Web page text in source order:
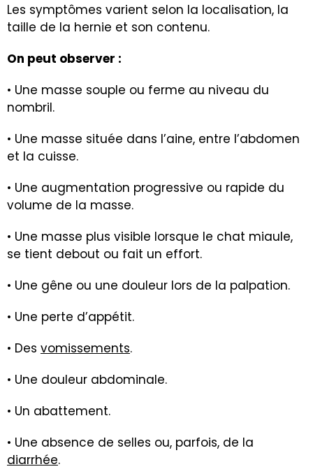
Les symptômes varient selon la localisation, la
taille de la hernie et son contenu.
On peut observer :
• Une masse souple ou ferme au niveau du
nombril.
• Une masse située dans l’aine, entre l’abdomen
et la cuisse.
• Une augmentation progressive ou rapide du
volume de la masse.
• Une masse plus visible lorsque le chat miaule,
se tient debout ou fait un effort.
• Une gêne ou une douleur lors de la palpation.
• Une perte d’appétit.
• Des vomissements.
• Une douleur abdominale.
• Un abattement.
• Une absence de selles ou, parfois, de la
diarrhée.